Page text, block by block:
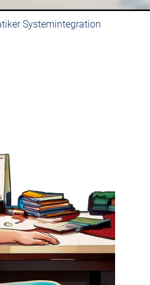
Systemintegration